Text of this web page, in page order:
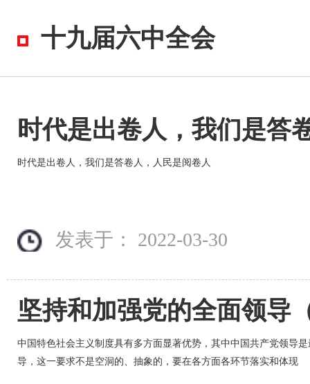
十九届六中全会
时代是出卷人，我们是答
时代是出卷人，我们是答卷人，人民是阅卷人
发表于： 2022-03-30
中国特色社会主义制度具有多方面显著优势，其中中国共产党领导
导，这一要求不是空洞的、抽象的，要在各方面各环节落实和体现